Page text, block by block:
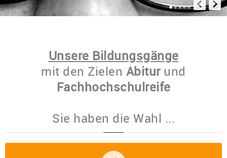
Unsere Bildungsgänge
mit den Zielen Abiturund
Fachhochschulreife
Sie haben die Wahl ...